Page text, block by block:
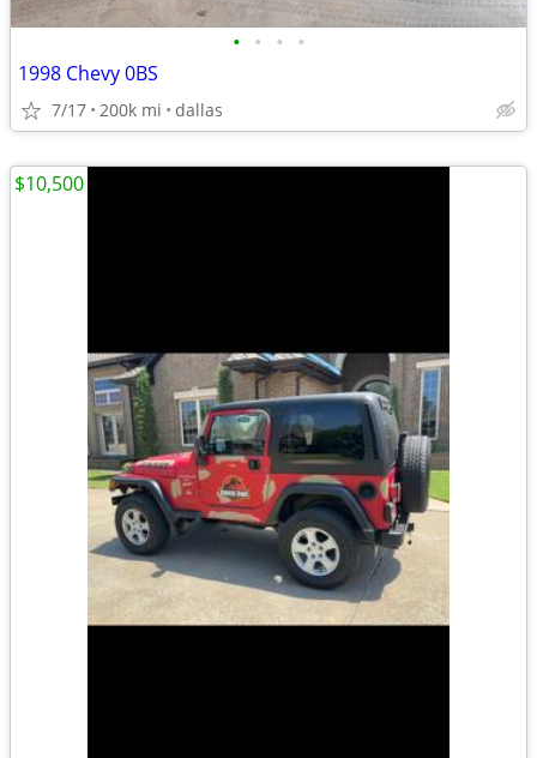
• • • •
1998 Chevy 0BS
7/17 200k mi dallas
$10,500